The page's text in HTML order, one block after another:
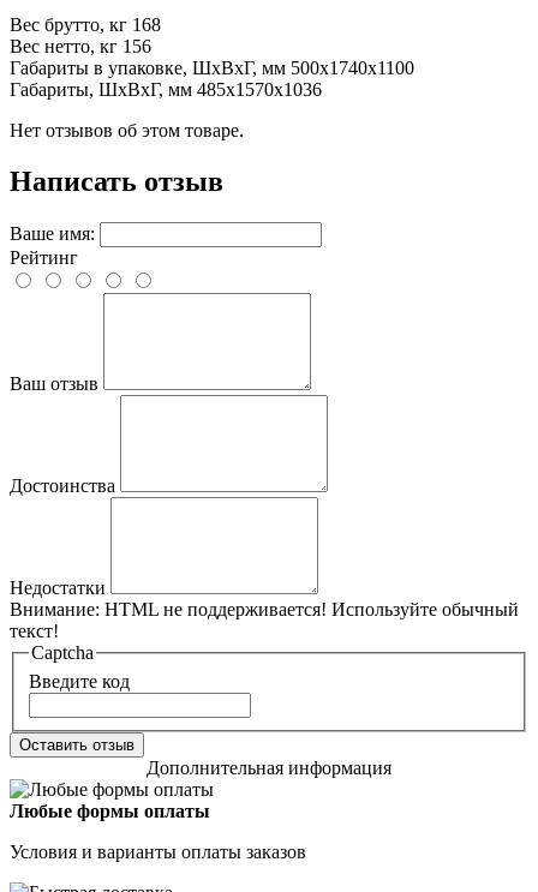
Вес брутто, кг 168
Вес нетто, кг 156
Габариты в упаковке, ШxВxГ, мм 500x1740x1100
Габариты, ШxВxГ, мм 485x1570x1036
Нет отзывов об этом товаре.
Написать отзыв
Ваше имя:
Рейтинг
Ваш отзыв
Достоинства
Недостатки
Внимание: HTML не поддерживается! Используйте обычный
текст!
Captcha
Введите код
Оставить отзыв
Дополнительная информация
Любые формы оплаты
Условия и варианты оплаты заказов